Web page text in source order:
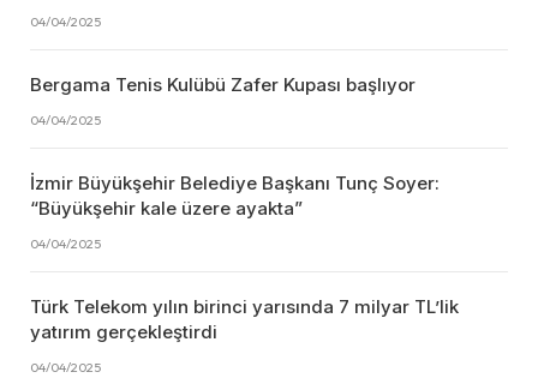
04/04/2025
Bergama Tenis Kulübü Zafer Kupası başlıyor
04/04/2025
İzmir Büyükşehir Belediye Başkanı Tunç Soyer:
“Büyükşehir kale üzere ayakta”
04/04/2025
Türk Telekom yılın birinci yarısında 7 milyar TL’lik
yatırım gerçekleştirdi
04/04/2025